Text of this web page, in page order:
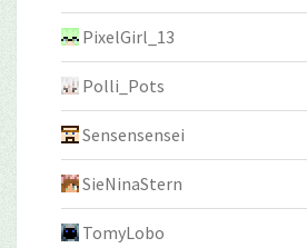
PixelGirl_13
Polli_Pots
Sensensensei
SieNinaStern
TomyLobo